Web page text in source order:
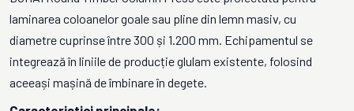
laminarea coloanelor goale sau pline din lemn masiv, cu
diametre cuprinse între 300 și 1.200 mm. Echipamentul se
integrează în liniile de producție glulam existente, folosind
aceeași mașină de îmbinare în degete.